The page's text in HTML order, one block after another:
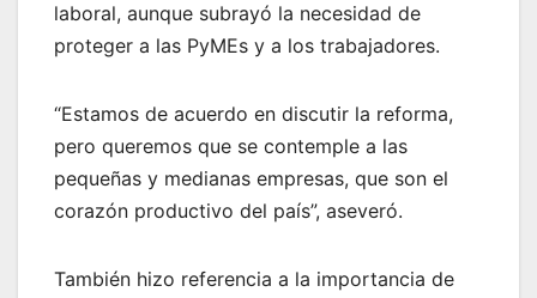
laboral, aunque subrayó la necesidad de
proteger a las PyMEs y a los trabajadores.
“Estamos de acuerdo en discutir la reforma,
pero queremos que se contemple a las
pequeñas y medianas empresas, que son el
corazón productivo del país”, aseveró.
También hizo referencia a la importancia de